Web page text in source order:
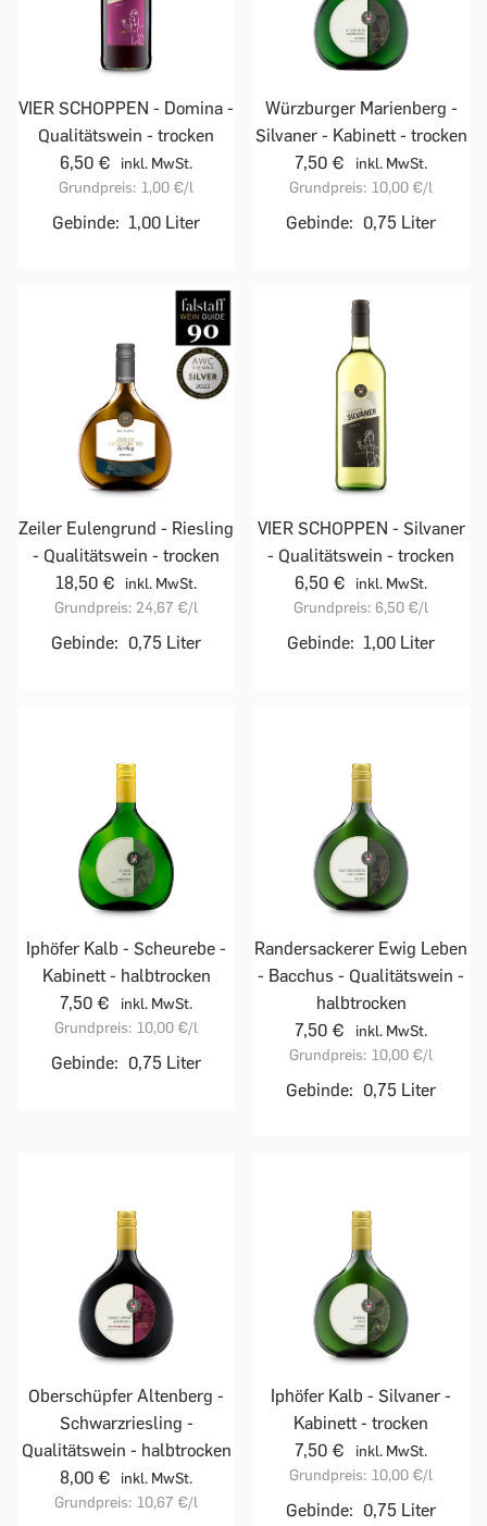
VIER SCHOPPEN - Domina -
Qualitätswein - trocken
6,50 €
inkl. MwSt.
Grundpreis: 1,00 €/l
Gebinde: 1,00 Liter
Würzburger Marienberg -
Silvaner - Kabinett - trocken
7,50 €
inkl. MwSt.
Grundpreis: 10,00 €/l
Gebinde: 0,75 Liter
Zeiler Eulengrund - Riesling
- Qualitätswein - trocken
18,50 €
inkl. MwSt.
Grundpreis: 24,67 €/l
Gebinde: 0,75 Liter
VIER SCHOPPEN - Silvaner
- Qualitätswein - trocken
6,50 €
inkl. MwSt.
Grundpreis: 6,50 €/l
Gebinde: 1,00 Liter
Iphöfer Kalb - Scheurebe -
Kabinett - halbtrocken
7,50 €
inkl. MwSt.
Grundpreis: 10,00 €/l
Gebinde: 0,75 Liter
Randersackerer Ewig Leben
- Bacchus - Qualitätswein -
halbtrocken
7,50 €
inkl. MwSt.
Grundpreis: 10,00 €/l
Gebinde: 0,75 Liter
Oberschüpfer Altenberg -
Schwarzriesling -
Qualitätswein - halbtrocken
8,00 €
inkl. MwSt.
Grundpreis: 10,67 €/l
Iphöfer Kalb - Silvaner -
Kabinett - trocken
7,50 €
inkl. MwSt.
Grundpreis: 10,00 €/l
Gebinde: 0,75 Liter